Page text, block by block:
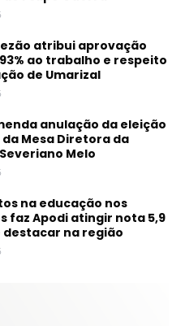
atribui aprovação
ao trabalho e respeito
de Umarizal
anulação da eleição
Mesa Diretora da
Melo
na educação nos
faz Apodi atingir nota 5,9
destacar na região